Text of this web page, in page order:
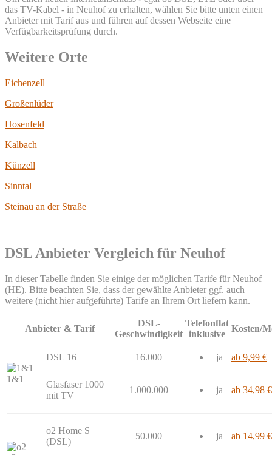
das TV-Kabel - in Neuhof zu erhalten, wählen Sie bitte unten einen
Anbieter mit Tarif aus und führen auf dessen Webseite eine
Verfügbarkeitsprüfung durch.
Weitere Orte
Eichenzell
Großenlüder
Hosenfeld
Kalbach
Künzell
Sinntal
Steinau an der Straße
DSL Anbieter Vergleich für Neuhof
In dieser Tabelle finden Sie einige der möglichen Tarife für Neuhof
(HE). Bitte beachten Sie, dass der gewählte Anbieter ggf. auch
weitere (nicht hier aufgeführte) Tarife an Ihrem Ort liefern kann.
Anbieter & Tarif
DSL-
Geschwindigkeit
Telefonflat
inklusive
Kosten/
1&1
DSL 16 16.000 ja ab 9,99 €
Glasfaser 1000
mit TV
1.000.000 ja ab 34,98 €
o2 Home S
(DSL)
50.000 ja ab 14,99 €